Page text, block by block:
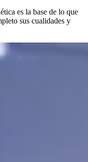
es la base de lo que
sus cualidades y